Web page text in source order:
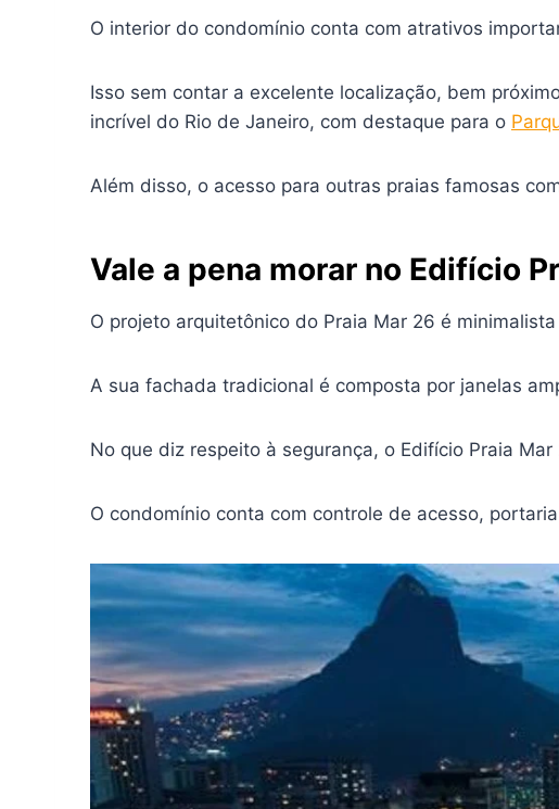
O interior do condomínio conta com atrativos
Isso sem contar a excelente localização, bem
incrível do Rio de Janeiro, com destaque para o
Além disso, o acesso para outras praias famosas
Vale a pena morar no Edifício
O projeto arquitetônico do Praia Mar 26 é
A sua fachada tradicional é composta por janelas
No que diz respeito à segurança, o Edifício Praia
O condomínio conta com controle de acesso,